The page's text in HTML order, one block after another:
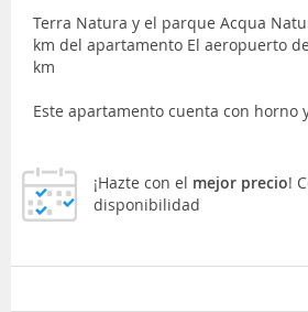
Terra Natura y el parque Acqua
km del apartamento El aeropuerto
km
Este apartamento cuenta con horno
¡Hazte con el mejor precio!
disponibilidad